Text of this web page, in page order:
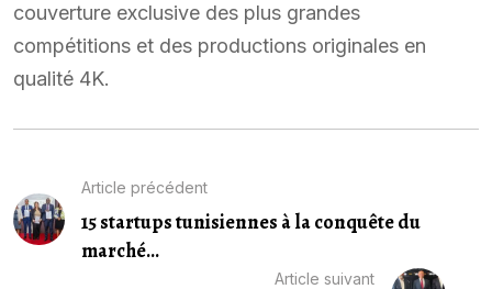
couverture exclusive des plus grandes
compétitions et des productions originales en
qualité 4K.
Article précédent
15 startups tunisiennes à la conquête du
marché...
Article suivant